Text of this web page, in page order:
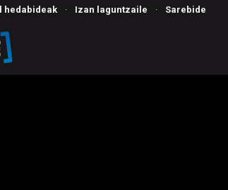
hedabideak · Izan laguntzaile · Sarebide